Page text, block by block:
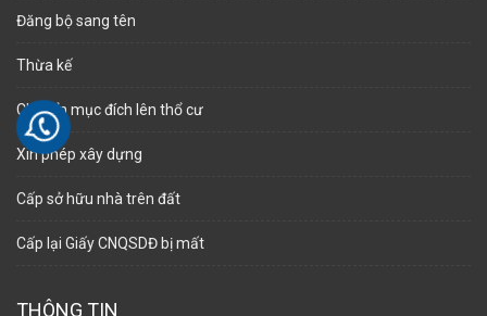
Đăng bộ sang tên
Thừa kế
Chuyển mục đích lên thổ cư
Xin phép xây dựng
Cấp sở hữu nhà trên đất
Cấp lại Giấy CNQSDĐ bị mất
THÔNG TIN